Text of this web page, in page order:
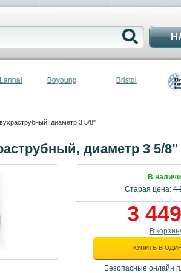
Boyoung Bristol
диаметр 3 5/8"
диаметр 3 5/8"
В
Старая цена: 4
3 449
В
КУПИТЬ В
Безопасные онлайн